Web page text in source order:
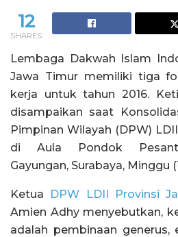
12
SHARES
Lembaga Dakwah Islam
Jawa Timur memiliki tiga
kerja untuk tahun 2016.
disampaikan saat
Pimpinan Wilayah (DPW)
di Aula Pondok
Gayungan, Surabaya, Minggu
Ketua DPW LDII Provinsi
Amien Adhy menyebutkan,
adalah pembinaan generus,